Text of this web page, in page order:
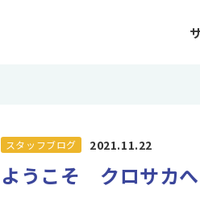
スタッフブログ 2021.11.22
ようこそ クロサカへ